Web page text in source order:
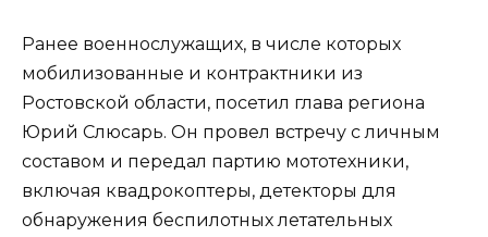
Ранее военнослужащих, в числе которых
мобилизованные и контрактники из
Ростовской области, посетил глава региона
Юрий Слюсарь. Он провел встречу с личным
составом и передал партию мототехники,
включая квадрокоптеры, детекторы для
обнаружения беспилотных летательных